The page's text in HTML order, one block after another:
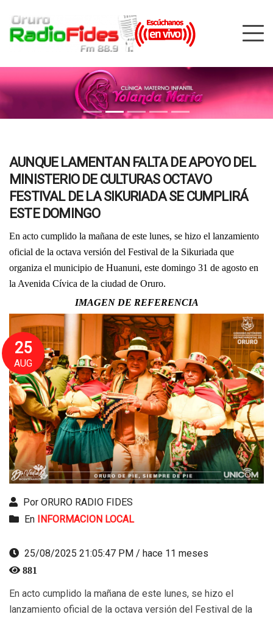
AUNQUE LAMENTAN FALTA DE APOYO DEL
MINISTERIO DE CULTURAS OCTAVO
FESTIVAL DE LA SIKURIADA SE CUMPLIRÁ
ESTE DOMINGO
En acto cumplido la mañana de este lunes, se hizo el lanzamiento
oficial de la octava versión del Festival de la Sikuriada que
organiza el municipio de Huanuni, este domingo 31 de agosto en
la Avenida Cívica de la ciudad de Oruro.
IMAGEN DE REFERENCIA
25
AUG
Por ORURO RADIO FIDES
En INFORMACION LOCAL
25/08/2025 21:05:47 PM / hace 11 meses
881
En acto cumplido la mañana de este lunes, se hizo el
lanzamiento oficial de la octava versión del Festival de la